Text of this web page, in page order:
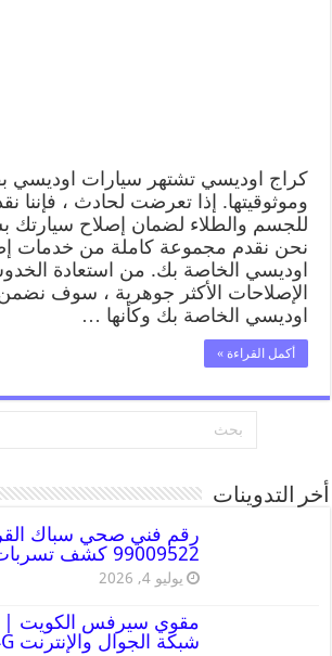
كراج اوديسي تشتهر سيارات اوديسي
وموثوقيتها. إذا تعرضت لحادث ، فإننا
للجسم والطلاء لضمان إصلاح سيارتك
نحن نقدم مجموعة كاملة من خدمات
اوديسي الخاصة بك. من استعادة
الإصلاحات الأكثر جوهرية ، سوف
اوديسي الخاصة بك وكأنها …
أكمل القراءة »
أخر التدوينات
99009522 كشف تسربات وتسليك مجاري
يوليو 4, 2026
مقوي سيرفس الكويت |
شبكة الجوال والإنترنت 4G و5G